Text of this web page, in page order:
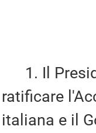
1. Il
ratificare
italiana e il